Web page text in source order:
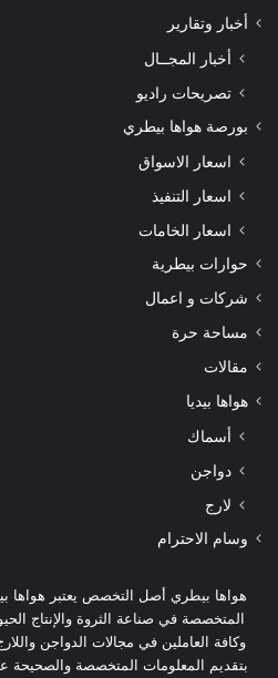
أخبار وتقارير
أخبار المجــال
تصريحات راديو
بورصة هواها بيطري
اسعار الاسواق
اسعار التنفيذ
اسعار الخامات
حوارات بيطرية
شركات و اعمال
مساحة حرة
مقالات
هواها بيديا
أسماك
دواجن
لارج
وسام الاحترام
هواها بيطري أصل التخصص يعتبر هواها
المتخصصة في صناعة الثروة والإنتاج
وكافة العاملين في مجالات الدواجن
بتقديم المعلومات المتخصصة والصحيحة